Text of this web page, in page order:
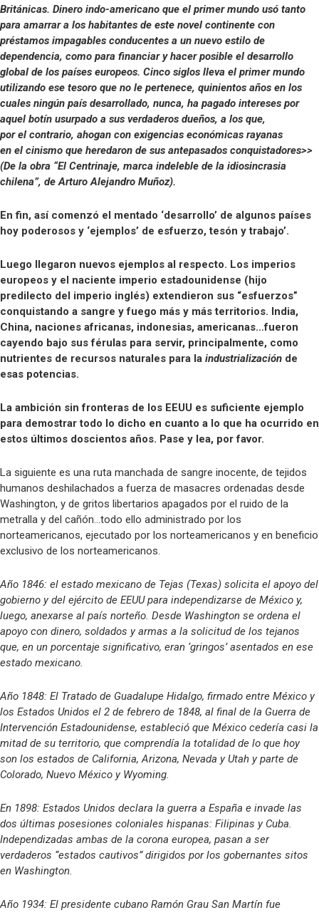
Británicas. Dinero indo-americano que el primer mundo usó tanto
para amarrar a los habitantes de este novel continente con
préstamos impagables conducentes a un nuevo estilo de
dependencia, como para financiar y hacer posible el desarrollo
global de los países europeos. Cinco siglos lleva el primer mundo
utilizando ese tesoro que no le pertenece, quinientos años en los
cuales ningún país desarrollado, nunca, ha pagado intereses por
aquel botín usurpado a sus verdaderos dueños, a los que,
por el contrario, ahogan con exigencias económicas rayanas
en el cinismo que heredaron de sus antepasados conquistadores>>
(De la obra “El Centrinaje, marca indeleble de la idiosincrasia
chilena”, de Arturo Alejandro Muñoz).
En fin, así comenzó el mentado ‘desarrollo’ de algunos países
hoy poderosos y ‘ejemplos’ de esfuerzo, tesón y trabajo’.
Luego llegaron nuevos ejemplos al respecto. Los imperios
europeos y el naciente imperio estadounidense (hijo
predilecto del imperio inglés) extendieron sus “esfuerzos”
conquistando a sangre y fuego más y más territorios. India,
China, naciones africanas, indonesias, americanas…fueron
cayendo bajo sus férulas para servir, principalmente, como
nutrientes de recursos naturales para la industrialización de
esas potencias.
La ambición sin fronteras de los EEUU es suficiente ejemplo
para demostrar todo lo dicho en cuanto a lo que ha ocurrido en
estos últimos doscientos años. Pase y lea, por favor.
La siguiente es una ruta manchada de sangre inocente, de tejidos
humanos deshilachados a fuerza de masacres ordenadas desde
Washington, y de gritos libertarios apagados por el ruido de la
metralla y del cañón…todo ello administrado por los
norteamericanos, ejecutado por los norteamericanos y en beneficio
exclusivo de los norteamericanos.
Año 1846: el estado mexicano de Tejas (Texas) solicita el apoyo del
gobierno y del ejército de EEUU para independizarse de México y,
luego, anexarse al país norteño. Desde Washington se ordena el
apoyo con dinero, soldados y armas a la solicitud de los tejanos
que, en un porcentaje significativo, eran ‘gringos’ asentados en ese
estado mexicano.
Año 1848: El Tratado de Guadalupe Hidalgo, firmado entre México y
los Estados Unidos el 2 de febrero de 1848, al final de la Guerra de
Intervención Estadounidense, estableció que México cedería casi la
mitad de su territorio, que comprendía la totalidad de lo que hoy
son los estados de California, Arizona, Nevada y Utah y parte de
Colorado, Nuevo México y Wyoming.
En 1898: Estados Unidos declara la guerra a España e invade las
dos últimas posesiones coloniales hispanas: Filipinas y Cuba.
Independizadas ambas de la corona europea, pasan a ser
verdaderos “estados cautivos” dirigidos por los gobernantes sitos
en Washington.
Año 1934: El presidente cubano Ramón Grau San Martín fue